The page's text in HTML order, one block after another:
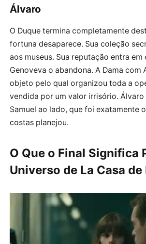
Álvaro
O Duque termina completamente
fortuna desaparece. Sua coleção
aos museus. Sua reputação entra
Genoveva o abandona. A Dama
objeto pelo qual organizou toda a
vendida por um valor irrisório.
Samuel ao lado, que foi exatamente
costas planejou.
O Que o Final Significa
Universo de La Casa de